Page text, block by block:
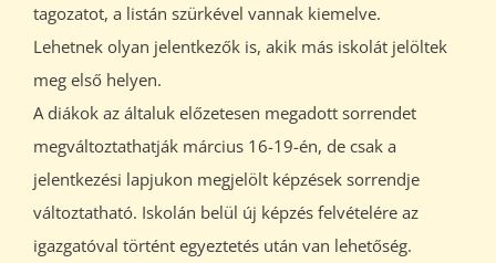
tagozatot, a listán szürkével vannak kiemelve.
Lehetnek olyan jelentkezők is, akik más iskolát jelöltek
meg első helyen.
A diákok az általuk előzetesen megadott sorrendet
megváltoztathatják március 16-19-én, de csak a
jelentkezési lapjukon megjelölt képzések sorrendje
változtatható. Iskolán belül új képzés felvételére az
igazgatóval történt egyeztetés után van lehetőség.